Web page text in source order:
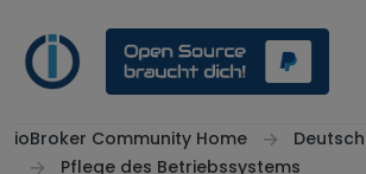
ioBroker Community Home Deutsch
Pflege des Betriebssystems